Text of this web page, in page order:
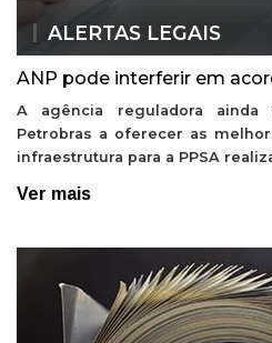
ALERTAS LEGAIS
ANP pode interferir em
A agência reguladora
Petrobras a oferecer as
infraestrutura para a PPSA
Ver mais